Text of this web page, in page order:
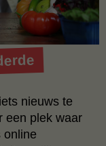
nieuws te
een plek waar
online